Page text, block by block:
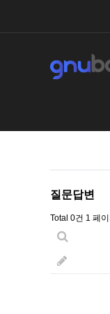
텔
질문답변
Total 0건 1 페이